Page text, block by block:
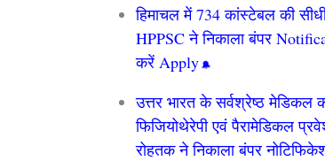
हिमाचल में 734 कांस्टेबल की सीधी
HPPSC ने निकाला बंपर
करें Apply
उत्तर भारत के सर्वश्रेष्ठ मेडिकल
फिजियोथेरेपी एवं पैरामेडिकल
रोहतक ने निकाला बंपर